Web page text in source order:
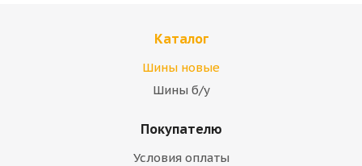
Каталог
Шины новые
Шины б/у
Покупателю
Условия оплаты